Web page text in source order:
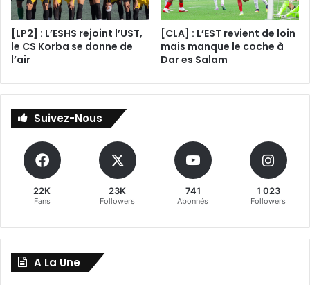
[LP2] : L’ESHS rejoint l’UST,
le CS Korba se donne de
l’air
[CLA] : L’EST revient de loin
mais manque le coche à
Dar es Salam
Suivez-Nous
22K
Fans
23K
Followers
741
Abonnés
1 023
Followers
A La Une